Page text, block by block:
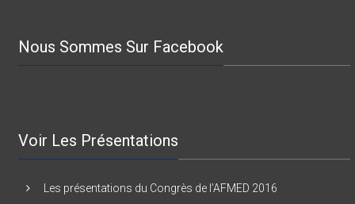
Nous Sommes Sur Facebook
Voir Les Présentations
Les présentations du Congrès de l’AFMED 2016